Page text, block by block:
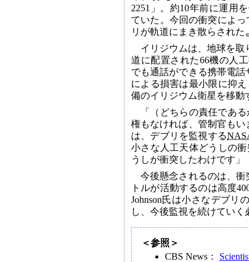
2251」。約10年前に運用
ていた。今回の衝突によ
リが軌道にまき散らされた
イリジウムは、地球を取
道に配置された66機の人
でも通話ができる携帯電
による損害は最小限に抑
備のイリジウム衛星を移動
「（どちらの責任であ
権もなければ、管制官も
は、デブリを監視する
小さな人工天体どうしの
うしが衝突したわけです」
今後懸念されるのは、
トルが活動するのは高度
Johnson氏は小さなデブリ
し、今後監視を続けていく
＜参照＞
CBS News：